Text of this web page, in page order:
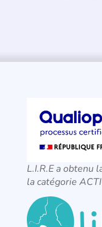
L.I.R.E a obtenu
la catégorie